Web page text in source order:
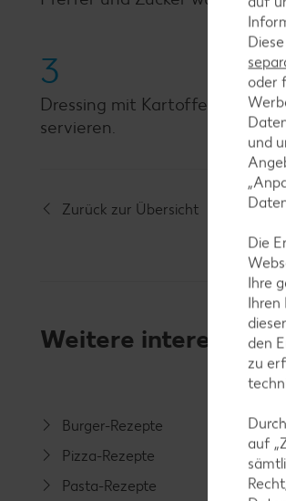
3
Dressing mit Kartoffeln und
servieren.
Zurück zur Übersicht
Weitere
Burger-Rezepte
Pizza-Rezepte
Pasta-Rezepte
oder
und
Die
Ihre
Ihren
den
zu
auf